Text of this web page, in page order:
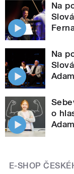
Na
Na
o
E-SHOP